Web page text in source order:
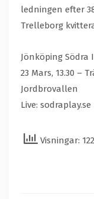
ledningen efter
Trelleborg
Jönköping Södra
23 Mars, 13.30 –
Jordbrovallen
Live: sodraplay.se
Visningar: 122